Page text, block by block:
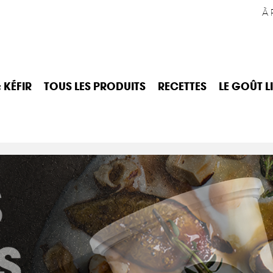
À
TOUS LES PRODUITS RECETTES LE GOÛT